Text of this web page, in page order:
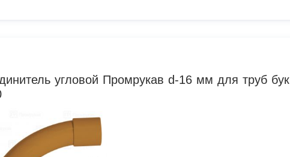
угловой Промрукав d-16 мм для труб бук